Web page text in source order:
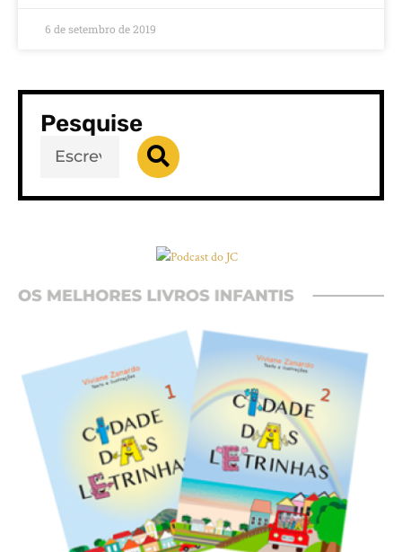
6 de setembro de 2019
Pesquise